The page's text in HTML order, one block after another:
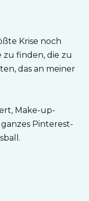
Krise noch
zu finden, die zu
das an meiner
Make-up-
Pinterest-